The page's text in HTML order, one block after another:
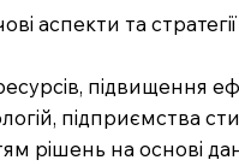
аспекти та стратегії
рішень на основі